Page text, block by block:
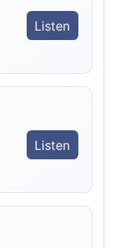
Listen
Listen